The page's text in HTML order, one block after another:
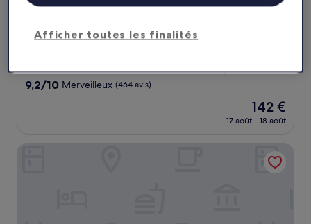
La Vista Tokyo Bay
La Vista Tokyo Bay
À 2,4 km de : Parc à thème Gundam Front Tokyo
9.2
9,2/10 Merveilleux (464 avis)
Le
nouveau
142 €
142 €
17 août - 18 août
Afficher toutes les finalités